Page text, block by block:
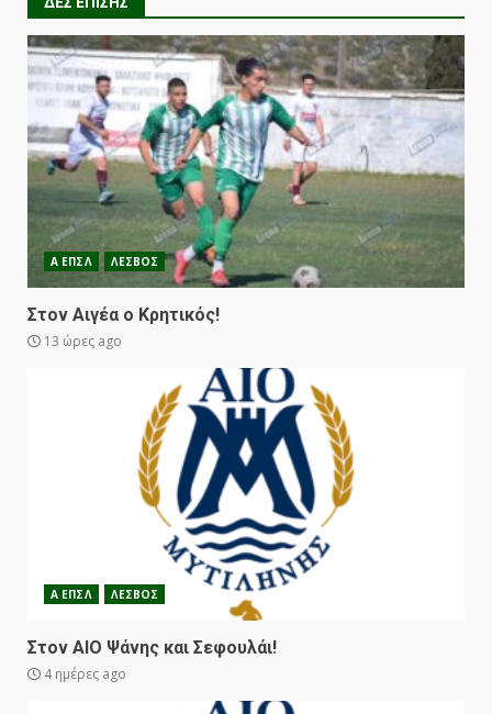
Α ΕΠΣΛ ΛΕΣΒΟΣ
Στον Αιγέα ο Κρητικός!
13 ώρες ago
Α ΕΠΣΛ ΛΕΣΒΟΣ
Στον ΑΙΟ Ψάνης και Σεφουλάι!
4 ημέρες ago